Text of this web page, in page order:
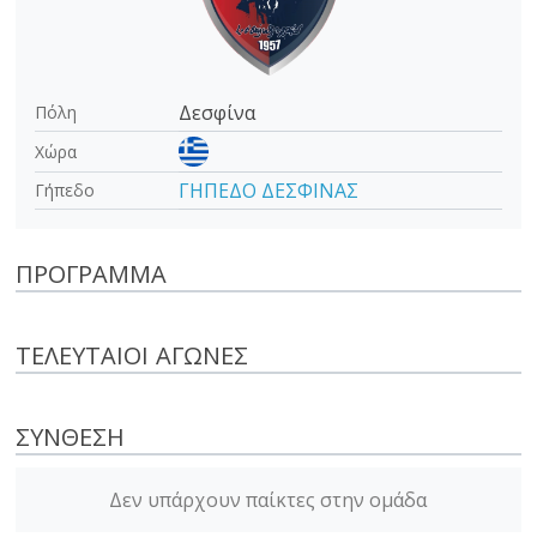
Πόλη Δεσφίνα
Χώρα
Γήπεδο
ΓΗΠΕΔΟ ΔΕΣΦΙΝΑΣ
‫ΠΡΌΓΡΑΜΜΑ
ΤΕΛΕΥΤΑΊΟΙ ΑΓΏΝΕΣ
ΣΎΝΘΕΣΗ
Δεν υπάρχουν παίκτες στην ομάδα